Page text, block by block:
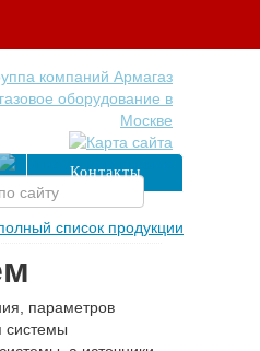
параметров
системы
список продукции
Контакты